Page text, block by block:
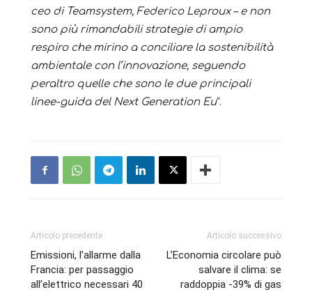
ceo di Teamsystem, Federico Leproux – e non
sono più rimandabili strategie di ampio
respiro che mirino a conciliare la sostenibilità
ambientale con l’innovazione, seguendo
peraltro quelle che sono le due principali
linee-guida del Next Generation Eu“.
Articolo precedente
Emissioni, l’allarme dalla
Francia: per passaggio
all’elettrico necessari 40
Articolo successivo
L’Economia circolare può
salvare il clima: se
raddoppia -39% di gas